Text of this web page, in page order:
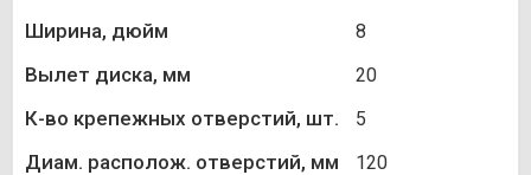
Ширина, дюйм 8
Вылет диска, мм 20
К-во крепежных отверстий, шт. 5
Диам. располож. отверстий, мм 120